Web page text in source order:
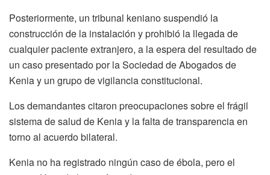
Posteriormente, un tribunal keniano suspendió la
construcción de la instalación y prohibió la llegada de
cualquier paciente extranjero, a la espera del resultado de
un caso presentado por la Sociedad de Abogados de
Kenia y un grupo de vigilancia constitucional.
Los demandantes citaron preocupaciones sobre el frágil
sistema de salud de Kenia y la falta de transparencia en
torno al acuerdo bilateral.
Kenia no ha registrado ningún caso de ébola, pero el